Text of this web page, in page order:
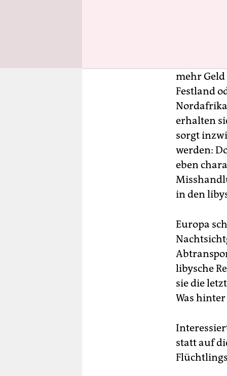
Boote
westlich
mehr
Festland
erhalten
sorgt
werden:
eben
in den
Europa
libysche
sie die
Was
statt auf